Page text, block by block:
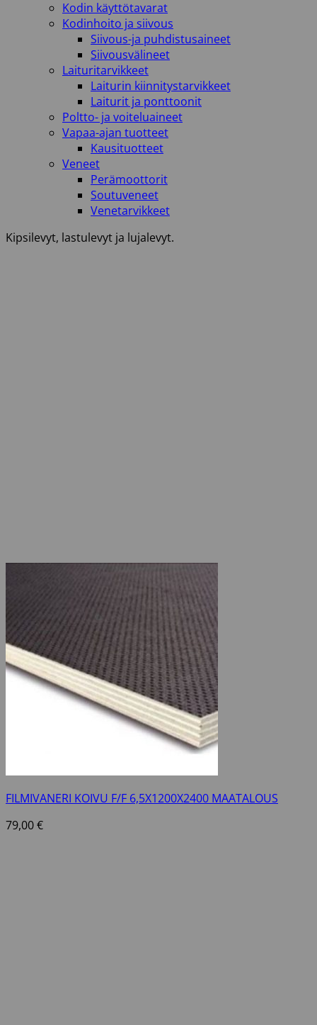
Kodin käyttötavarat
Kodinhoito ja siivous
Siivous-ja puhdistusaineet
Siivousvälineet
Laituritarvikkeet
Laiturin kiinnitystarvikkeet
Laiturit ja ponttoonit
Poltto- ja voiteluaineet
Vapaa-ajan tuotteet
Kausituotteet
Veneet
Perämoottorit
Soutuveneet
Venetarvikkeet
Kipsilevyt, lastulevyt ja lujalevyt.
FILMIVANERI KOIVU F/F 6,5X1200X2400 MAATALOUS
79,00€